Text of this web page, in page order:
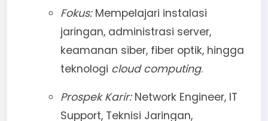
Fokus:Mempelajari instalasi
jaringan, administrasi server,
keamanan siber, fiber optik, hingga
teknologi cloud computing.
Prospek Karir:Network Engineer, IT
Support, Teknisi Jaringan,